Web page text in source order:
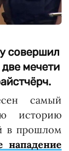
совершил
мечети
самый
историю
в прошлом
нападение